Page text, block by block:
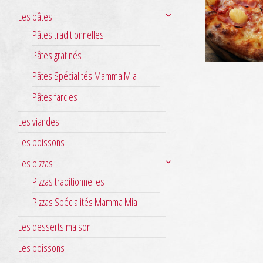
Les pâtes
Pâtes traditionnelles
Pâtes gratinés
Pâtes Spécialités Mamma Mia
Pâtes farcies
Les viandes
Les poissons
Les pizzas
Pizzas traditionnelles
Pizzas Spécialités Mamma Mia
Les desserts maison
Les boissons